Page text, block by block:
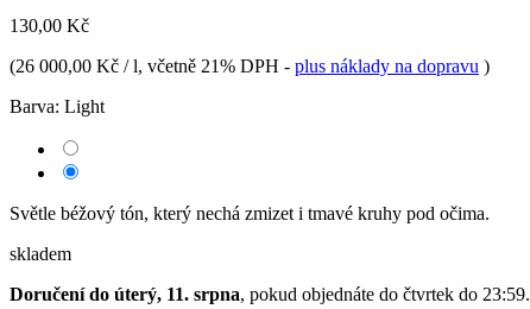
130,00 Kč
(26 000,00 Kč / l, včetně 21% DPH - plus náklady na dopravu )
Barva: Light
Světle béžový tón, který nechá zmizet i tmavé kruhy pod očima.
skladem
Doručení do úterý, 11. srpna, pokud objednáte do čtvrtek do 23:59.